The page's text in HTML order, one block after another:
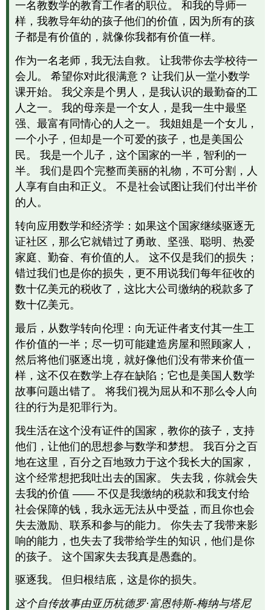
一名教数学的教育工作者的职位。 和我的导师一
样，我教导年幼的孩子他们的价值，因为所有的孩
子都是有价值的，就像你我都有价值一样。
作为一名老师，我无法自救。 让我带你去学校待一
会儿。 希望你对此很满意？ 让我们从一堂小数学
课开始。 我父亲是个男人，是我认识的最勤奋的工
人之一。 我的母亲是一个女人，是我一生中最坚
强、最富有同情心的人之一。 我姐姐是一个女儿，
一个小子，但却是一个可爱的孩子，也是美国公
民。 我是一个儿子，这个国家的一半，智利的一
半。 我们是四个完整而美丽的礼物，不可分割，人
人享有自由和正义。 不是社会试图让我们付出半价
的人。
转向应用数学和经济学：如果这个国家继续驱逐无
证社区，那么它就错过了勇敢、坚强、聪明、热爱
家庭、勤奋、有价值的人。 这不仅是我们的损失；
错过我们也是你的损失，更不用说我们每年征收的
数十亿美元的税收了，这比大公司缴纳的税款多了
数十亿美元。
最后，从数学转向伦理：向无证件者支付其一生工
作价值的一半；尽一切可能建造房屋和照顾家人，
然后将他们驱逐出境，就好像他们没有带来价值一
样，这不仅在数学上存在缺陷；它也是美国人数学
故事问题出错了。 将我们视为屈从和不那么令人向
往的行为是犯罪行为。
我生活在这个没有证件的国家，教你的孩子，支持
他们，让他们的思想参与数学和梦想。 我百分之百
地在这里，百分之百地致力于这个我长大的国家，
这个经常想把我吐出去的国家。 失去我，你就会失
去我的价值 —— 不仅是我缴纳的税款和我支付给
社会保障的钱，我永远无法从中受益，而且你也会
失去激励、联系和参与的能力。 你失去了我带来影
响的能力，也失去了我带给学生的知识，他们是你
的孩子。 这个国家失去我真是愚蠢的。
驱逐我。 但归根结底，这是你的损失。
这个自传故事由亚历杭德罗·富恩特斯-梅纳与塔尼